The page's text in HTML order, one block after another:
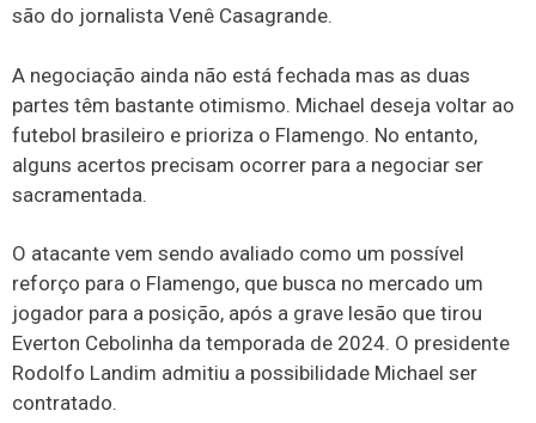
são do jornalista Venê Casagrande.
A negociação ainda não está fechada mas as duas
partes têm bastante otimismo. Michael deseja voltar ao
futebol brasileiro e prioriza o Flamengo. No entanto,
alguns acertos precisam ocorrer para a negociar ser
sacramentada.
O atacante vem sendo avaliado como um possível
reforço para o Flamengo, que busca no mercado um
jogador para a posição, após a grave lesão que tirou
Everton Cebolinha da temporada de 2024. O presidente
Rodolfo Landim admitiu a possibilidade Michael ser
contratado.